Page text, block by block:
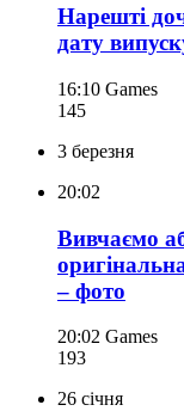
Нарешті
дату
16:10 Games
145
3 березня
20:02
Вивчаємо
– фото
20:02 Games
193
26 січня